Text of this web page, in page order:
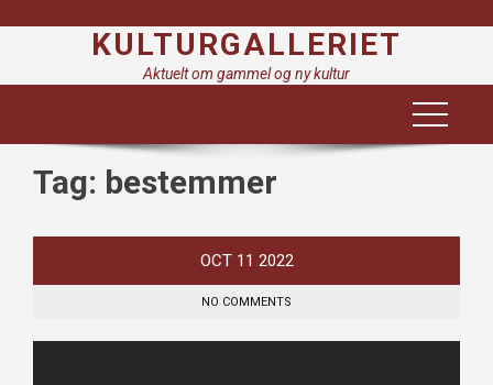
KULTURGALLERIET
Aktuelt om gammel og ny kultur
Tag: bestemmer
OCT 11 2022
NO COMMENTS